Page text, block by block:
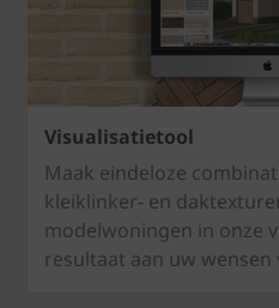
Visualisatietool
Maak eindeloze
kleiklinker- en
modelwoningen in onze
resultaat aan uw wensen